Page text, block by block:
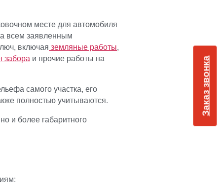
месте для автомобиля
всем заявленным
включая земляные работы,
забора и прочие работы на
самого участка, его
полностью учитываются.
и более габаритного
Заказ звонка